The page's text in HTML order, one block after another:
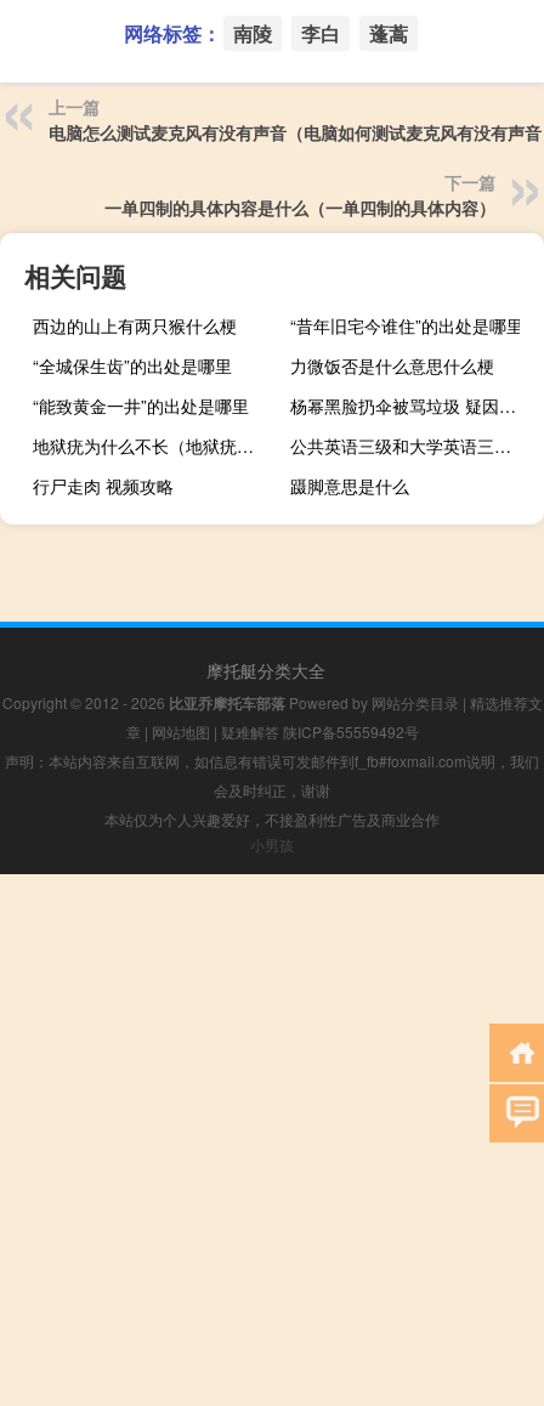
网络标签： 南陵 李白 蓬蒿
上一篇
电脑怎么测试麦克风有没有声音（电脑如何测试麦克风有没有声
下一篇
一单四制的具体内容是什么（一单四制的具体内容）
相关问题
西边的山上有两只猴什么梗
“昔年旧宅今谁住”的出处是哪里
“全城保生齿”的出处是哪里
力微饭否是什么意思什么梗
“能致黄金一井”的出处是哪里
杨幂黑脸扔伞被骂垃圾 疑因被围观引发不满
地狱疣为什么不长（地狱疣生长条件）
公共英语三级和大学英语三级有什么区别
行尸走肉 视频攻略
蹑脚意思是什么
摩托艇分类大全
Copyright © 2012 - 2026 比亚乔摩托车部落Powered by 网站分类目录 | 精选推荐文
章 | 网站地图 | 疑难解答 陕ICP备55559492号
声明：本站内容来自互联网，如信息有错误可发邮件到f_fb#foxmail.com说明，我们
会及时纠正，谢谢
本站仅为个人兴趣爱好，不接盈利性广告及商业合作
小男孩